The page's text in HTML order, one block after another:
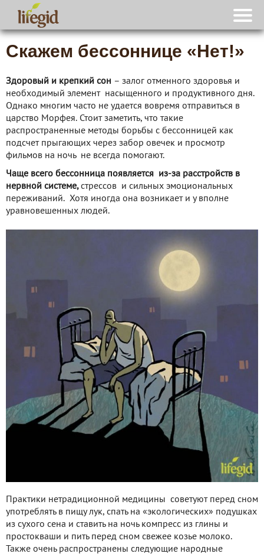
Скажем бессоннице «Нет!»
Здоровый и крепкий сон – залог отменного здоровья и
необходимый элемент насыщенного и продуктивного дня.
Однако многим часто не удается вовремя отправиться в
царство Морфея. Стоит заметить, что такие
распространенные методы борьбы с бессонницей как
подсчет прыгающих через забор овечек и просмотр
фильмов на ночь не всегда помогают.
Чаще всего бессонница появляется из-за расстройств в
нервной системе,стрессов и сильных эмоциональных
переживаний. Хотя иногда она возникает и у вполне
уравновешенных людей.
Практики нетрадиционной медицины советуют перед сном
употреблять в пищу лук, спать на «экологических» подушках
из сухого сена и ставить на ночь компресс из глины и
простокваши и пить перед сном свежее козье молоко.
Также очень распространены следующие народные